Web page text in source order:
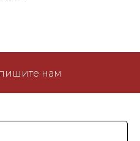
нам